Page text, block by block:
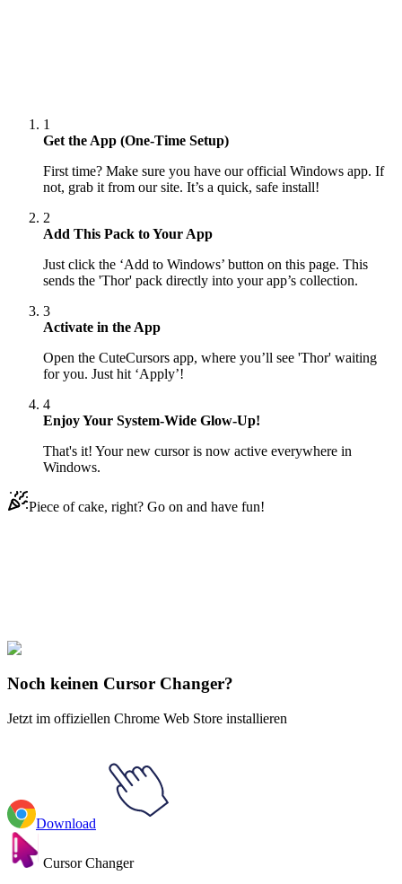
1
Get the App (One-Time Setup)
First time? Make sure you have our official Windows app. If
not, grab it from our site. It’s a quick, safe install!
2
Add This Pack to Your App
Just click the ‘Add to Windows’ button on this page. This
sends the 'Thor' pack directly into your app’s collection.
3
Activate in the App
Open the CuteCursors app, where you’ll see 'Thor' waiting
for you. Just hit ‘Apply’!
4
Enjoy Your System-Wide Glow-Up!
That's it! Your new cursor is now active everywhere in
Windows.
Piece of cake, right? Go on and have fun!
Explore All Collections
Noch keinen Cursor Changer?
Jetzt im offiziellen Chrome Web Store installieren
Download
Cursor Changer